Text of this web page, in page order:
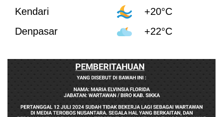
Kendari
+20°C
Denpasar
+22°C